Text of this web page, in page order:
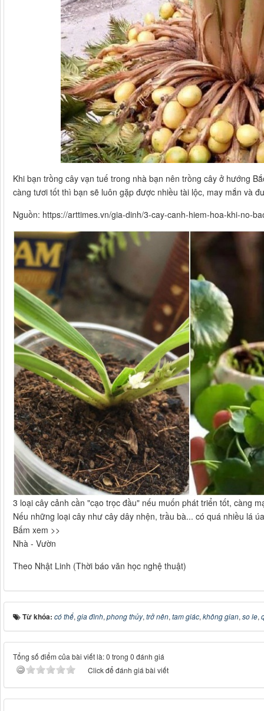
Khi bạn trồng cây vạn tuế trong nhà bạn nên trồng cây ở hướng
càng tươi tốt thì bạn sẽ luôn gặp được nhiều tài lộc, may mắn và
Nguồn: https://arttimes.vn/gia-dinh/3-cay-canh-hiem-hoa-khi-no-
3 loại cây cảnh cần "cạo trọc đầu" nếu muốn phát triển tốt, càng
Nếu những loại cây như cây dây nhện, trầu bà... có quá nhiều lá
Bấm xem >>
Nhà - Vườn
Theo Nhật Linh (Thời báo văn học nghệ thuật)
Từ khóa: có thể, gia đình, phong thủy, trở nên, tam giác, không gian, so le,
Tổng số điểm của bài viết là: 0 trong 0 đánh giá
Click để đánh giá bài viết